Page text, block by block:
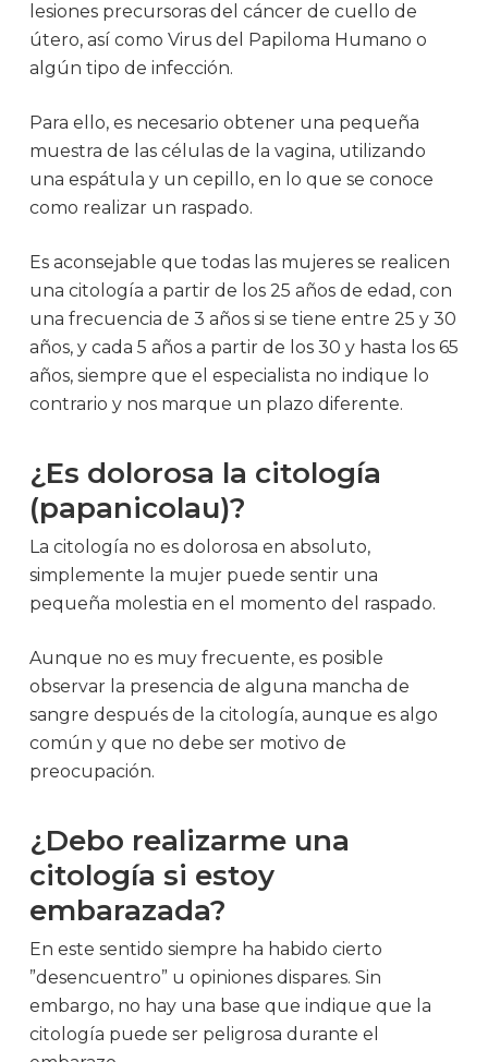
lesiones precursoras del cáncer de cuello de
útero, así como Virus del Papiloma Humano o
algún tipo de infección.
Para ello, es necesario obtener una pequeña
muestra de las células de la vagina, utilizando
una espátula y un cepillo, en lo que se conoce
como realizar un raspado.
Es aconsejable que todas las mujeres se realicen
una citología a partir de los 25 años de edad, con
una frecuencia de 3 años si se tiene entre 25 y 30
años, y cada 5 años a partir de los 30 y hasta los 65
años, siempre que el especialista no indique lo
contrario y nos marque un plazo diferente.
¿Es dolorosa la citología
(papanicolau)?
La citología no es dolorosa en absoluto,
simplemente la mujer puede sentir una
pequeña molestia en el momento del raspado.
Aunque no es muy frecuente, es posible
observar la presencia de alguna mancha de
sangre después de la citología, aunque es algo
común y que no debe ser motivo de
preocupación.
¿Debo realizarme una
citología si estoy
embarazada?
En este sentido siempre ha habido cierto
”desencuentro” u opiniones dispares. Sin
embargo, no hay una base que indique que la
citología puede ser peligrosa durante el